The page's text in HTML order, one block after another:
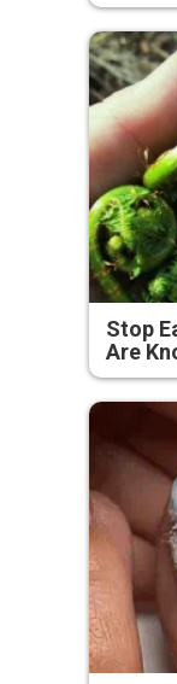
Stop
Are